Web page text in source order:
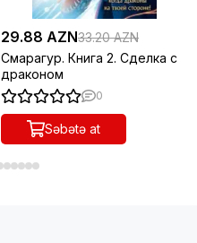
29.88 AZN33.20 AZN
Смарагур. Книга 2. Сделка с
драконом
0
Səbətə at